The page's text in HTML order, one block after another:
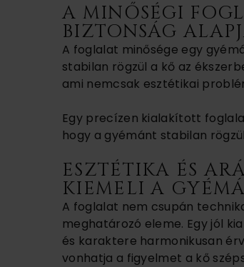
A MINŐSÉGI
BIZTONSÁG
A foglalat minősége egy
stabilan rögzül a kő az
ami nemcsak esztétikai
Egy precízen kialakított
hogy a gyémánt stabilan
ESZTÉTIKA ÉS
KIEMELI A
A foglalat nem csupán
meghatározó eleme. Egy jól
és karaktere harmonikusan
vonhatja a figyelmet a kő